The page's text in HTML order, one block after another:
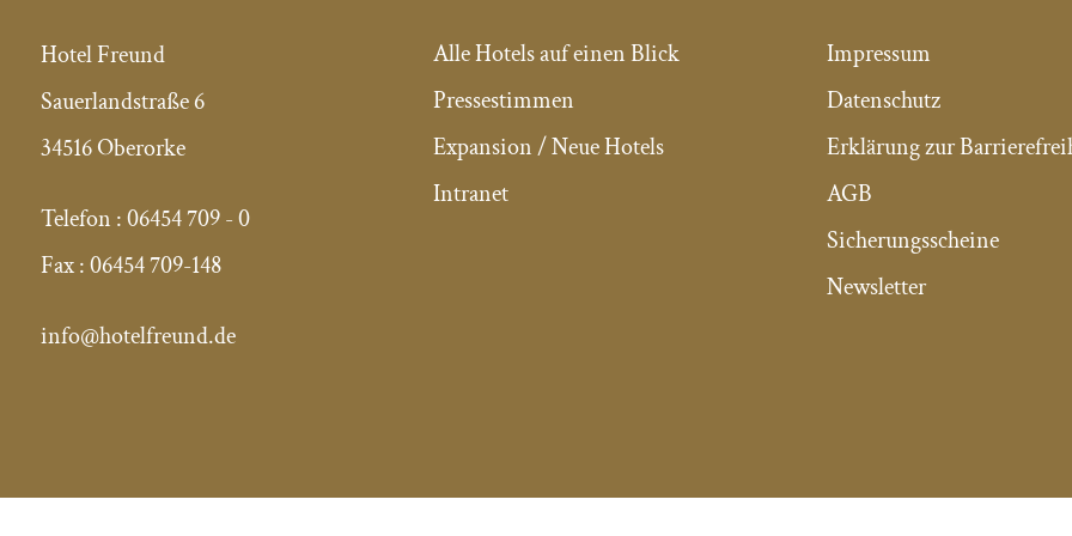
Hotel Freund
Sauerlandstraße 6
34516 Oberorke
Telefon :06454 709 - 0
Fax :06454 709-148
info@hotelfreund.de
Alle Hotels auf einen Blick
Pressestimmen
Expansion / Neue Hotels
Intranet
Impressum
Datenschutz
Erklärung zur
AGB
Sicherungsscheine
Newsletter